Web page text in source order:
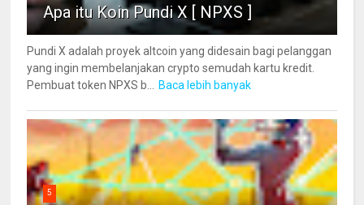
Apa itu Koin Pundi X [ NPXS ]
Pundi X adalah proyek altcoin yang didesain bagi pelanggan
yang ingin membelanjakan crypto semudah kartu kredit.
Pembuat token NPXS b...
Baca lebih banyak
5